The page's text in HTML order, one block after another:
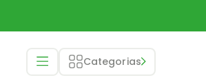
Categorias